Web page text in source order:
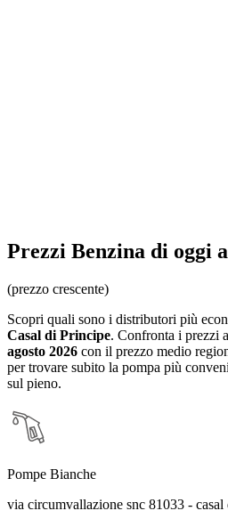
Prezzi Benzina di oggi
(prezzo crescente)
Scopri quali sono i distributori più
Casal di Principe. Confronta i prezzi
agosto 2026 con il prezzo medio
per trovare subito la pompa più
sul pieno.
Pompe Bianche
via circumvallazione snc 81033 -